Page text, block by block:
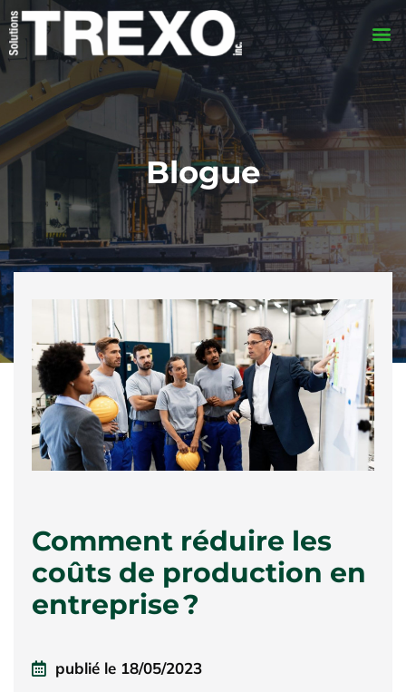
Blogue
Comment réduire les
coûts de production en
entreprise ?
publié le 18/05/2023